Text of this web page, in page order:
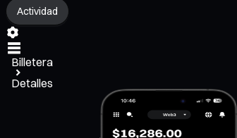
Actividad
Billetera
Detalles